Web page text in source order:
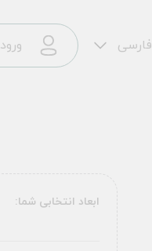
فارسی ورود
ابعاد انتخابی شما: